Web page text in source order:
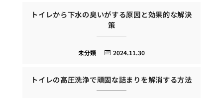
トイレから下水の臭いがする原因と効果的な解決
策
2024.11.30
未分類
トイレの高圧洗浄で頑固な詰まりを解消する方法